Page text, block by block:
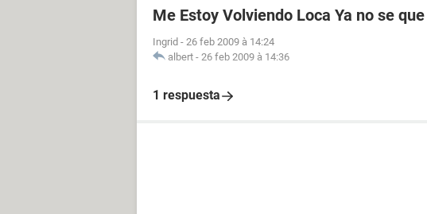
Me Estoy Volviendo Loca Ya no se
Ingrid - 26 feb 2009 à 14:24
albert - 26 feb 2009 à 14:36
1 respuesta